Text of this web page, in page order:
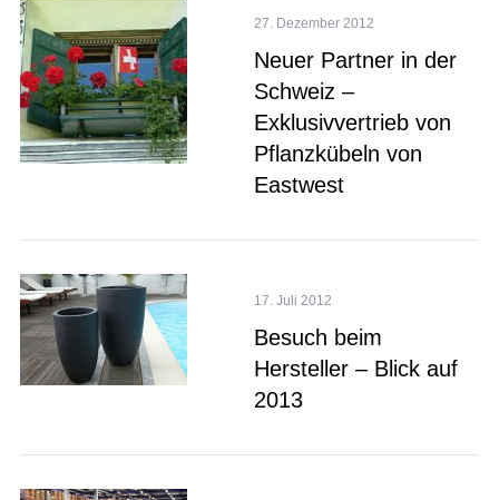
27. Dezember 2012
Neuer Partner in der
Schweiz –
Exklusivvertrieb von
Pflanzkübeln von
Eastwest
17. Juli 2012
Besuch beim
Hersteller – Blick auf
2013